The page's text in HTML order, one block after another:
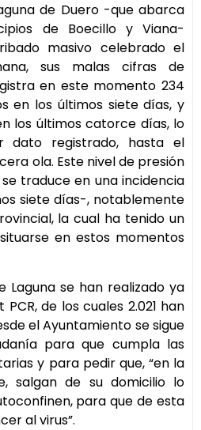
de Duero -que abarca
de Boecillo y Viana-
masivo celebrado el
sus malas cifras de
en este momento 234
en los últimos siete días, y
los últimos catorce días, lo
dato registrado, hasta el
ola. Este nivel de presión
traduce en una incidencia
siete días-, notablemente
la cual ha tenido un
en estos momentos
Laguna se han realizado ya
de los cuales 2.021 han
el Ayuntamiento se sigue
para que cumpla las
y para pedir que, “en la
salgan de su domicilio lo
para que de esta
al virus”.